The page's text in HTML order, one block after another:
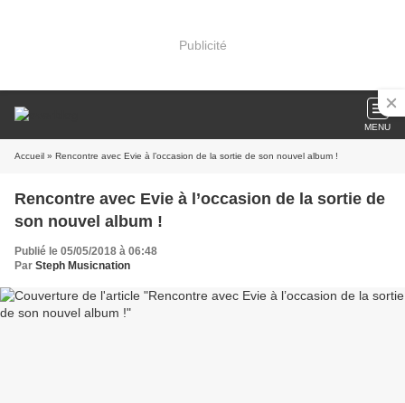
Publicité
MENU
Accueil » Rencontre avec Evie à l’occasion de la sortie de son nouvel album !
Rencontre avec Evie à l’occasion de la sortie de
son nouvel album !
Publié le 05/05/2018 à 06:48
Par Steph Musicnation